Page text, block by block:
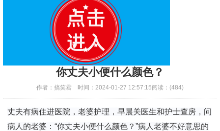
你丈夫小便什么颜色？
作者： 搞笑君 时间： 2024-01-27 12:57:15阅读： (484)
丈夫有病住进医院，老婆护理，早晨关医生和护士查房，问
病人的老婆：“你丈夫小便什么颜色？”病人老婆不好意思的